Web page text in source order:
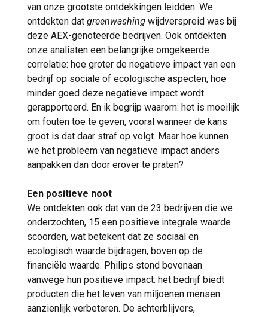
van onze grootste ontdekkingen leidden. We
ontdekten dat greenwashing wijdverspreid was bij
deze AEX-genoteerde bedrijven. Ook ontdekten
onze analisten een belangrijke omgekeerde
correlatie: hoe groter de negatieve impact van een
bedrijf op sociale of ecologische aspecten, hoe
minder goed deze negatieve impact wordt
gerapporteerd. En ik begrijp waarom: het is moeilijk
om fouten toe te geven, vooral wanneer de kans
groot is dat daar straf op volgt. Maar hoe kunnen
we het probleem van negatieve impact anders
aanpakken dan door erover te praten?
Een positieve noot
We ontdekten ook dat van de 23 bedrijven die we
onderzochten, 15 een positieve integrale waarde
scoorden, wat betekent dat ze sociaal en
ecologisch waarde bijdragen, boven op de
financiële waarde. Philips stond bovenaan
vanwege hun positieve impact: het bedrijf biedt
producten die het leven van miljoenen mensen
aanzienlijk verbeteren. De achterblijvers,